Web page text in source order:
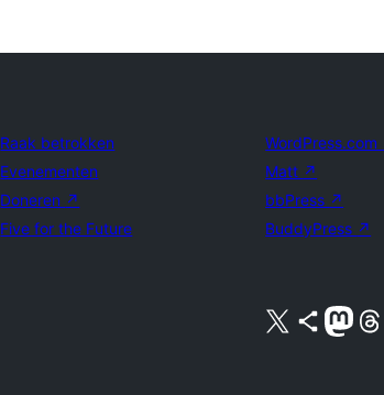
Raak betrokken
Evenementen
Doneren ↗
Five for the Future
WordPress.com
Matt ↗
bbPress ↗
BuddyPress ↗
Bezoek ons X (voorheen Twitter) account
Bezoek ons Bluesky
Bezoek ons